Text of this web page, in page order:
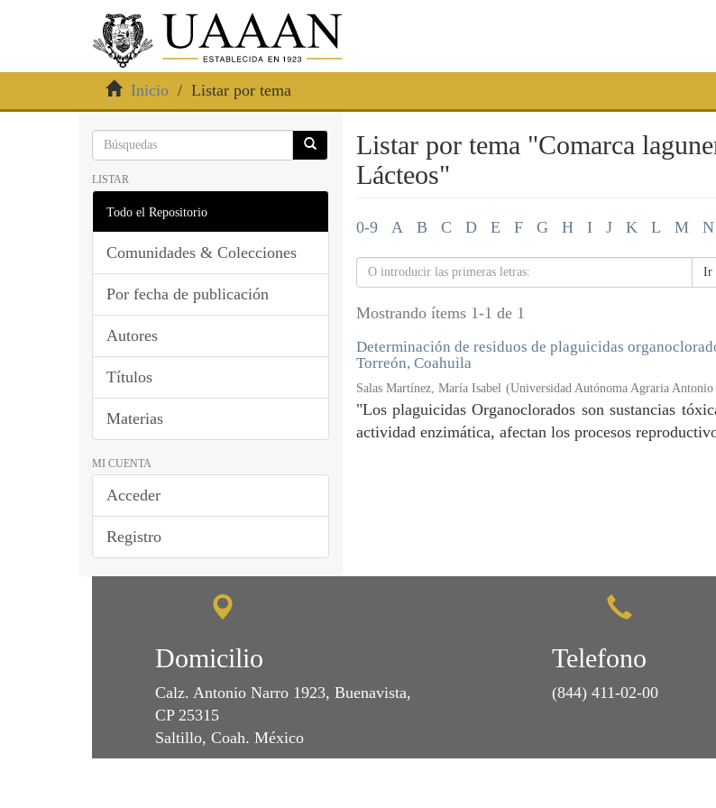
Inicio Listar por tema
LISTAR
Todo el Repositorio
Comunidades & Colecciones
Por fecha de publicación
Autores
Títulos
Materias
MI CUENTA
Acceder
Registro
Listar por tema "Comarca
Lácteos"
0-9 A B C D E F G H I J K L M N
Ir
Mostrando ítems 1-1 de 1
Determinación de residuos de plaguicidas
Torreón, Coahuila
Salas Martínez, María Isabel (Universidad Autónoma Agraria
"Los plaguicidas Organoclorados son sustancias
actividad enzimática, afectan los procesos
Domicilio
Calz. Antonio Narro 1923, Buenavista,
CP 25315
Saltillo, Coah. México
Telefono
(844) 411-02-00